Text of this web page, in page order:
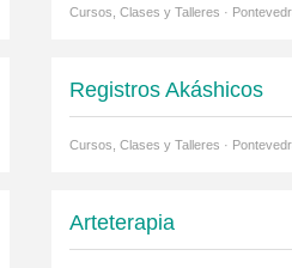
Cursos, Clases y Talleres ·
Registros Akáshicos
Cursos, Clases y Talleres ·
Arteterapia